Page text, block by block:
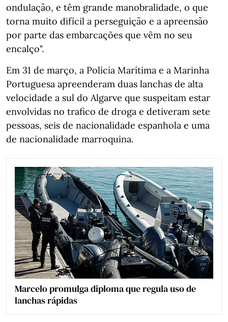
ondulação, e têm grande manobralidade, o que
torna muito difícil a perseguição e a apreensão
por parte das embarcações que vêm no seu
encalço".
Em 31 de março, a Polícia Marítima e a Marinha
Portuguesa apreenderam duas lanchas de alta
velocidade a sul do Algarve que suspeitam estar
envolvidas no trafico de droga e detiveram sete
pessoas, seis de nacionalidade espanhola e uma
de nacionalidade marroquina.
Marcelo promulga diploma que regula uso de
lanchas rápidas